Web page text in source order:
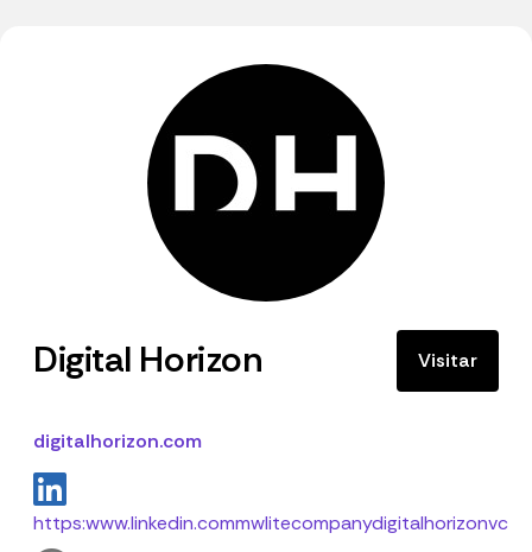
Digital Horizon Visitar
digitalhorizon.com
https:www.linkedin.commwlitecompanydigitalhorizonvc